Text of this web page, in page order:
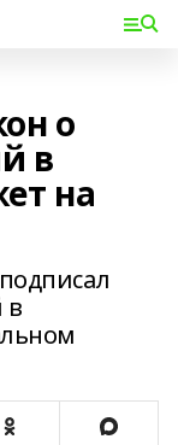
о
в
на
в